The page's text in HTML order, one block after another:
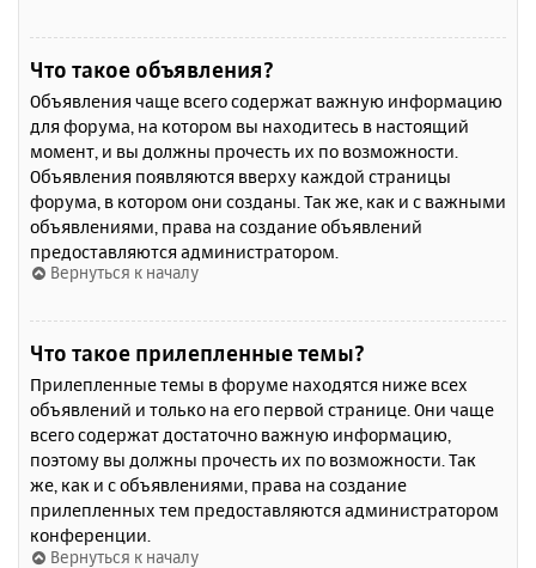
Что такое объявления?
Объявления чаще всего содержат важную информацию
для форума, на котором вы находитесь в настоящий
момент, и вы должны прочесть их по возможности.
Объявления появляются вверху каждой страницы
форума, в котором они созданы. Так же, как и с важными
объявлениями, права на создание объявлений
предоставляются администратором.
Вернуться к началу
Что такое прилепленные темы?
Прилепленные темы в форуме находятся ниже всех
объявлений и только на его первой странице. Они чаще
всего содержат достаточно важную информацию,
поэтому вы должны прочесть их по возможности. Так
же, как и с объявлениями, права на создание
прилепленных тем предоставляются администратором
конференции.
Вернуться к началу